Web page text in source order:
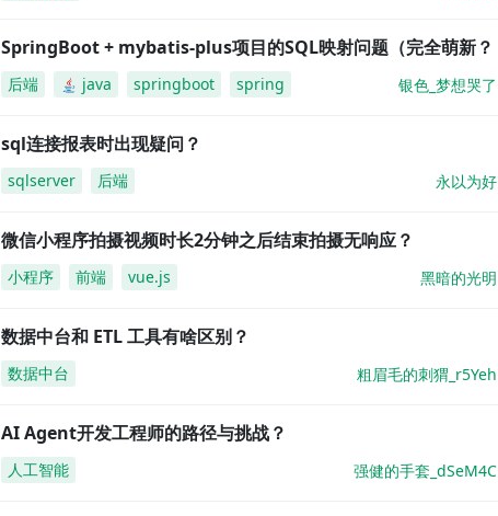
SpringBoot + mybatis-plus项目的SQL映射问题（完全萌新？
后端 java springboot spring 银色_梦想哭了
sql连接报表时出现疑问？
sqlserver 后端 永以为好
微信小程序拍摄视频时长2分钟之后结束拍摄无响应？
小程序 前端 vue.js 黑暗的光明
数据中台和 ETL 工具有啥区别？
数据中台 粗眉毛的刺猬_r5Yeh
AI Agent开发工程师的路径与挑战？
人工智能 强健的手套_dSeM4C